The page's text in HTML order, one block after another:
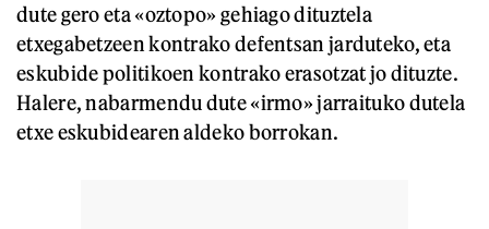
dute gero eta «oztopo» gehiago dituztela
etxegabetzeen kontrako defentsan jarduteko, eta
eskubide politikoen kontrako erasotzat jo dituzte.
Halere, nabarmendu dute «irmo» jarraituko dutela
etxe eskubidearen aldeko borrokan.